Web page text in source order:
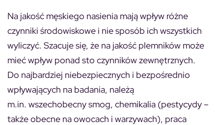
Na jakość męskiego nasienia mają wpływ różne
czynniki środowiskowe i nie sposób ich wszystkich
wyliczyć. Szacuje się, że na jakość plemników może
mieć wpływ ponad sto czynników zewnętrznych.
Do najbardziej niebezpiecznych i bezpośrednio
wpływających na badania, należą
m.in. wszechobecny smog, chemikalia (pestycydy –
także obecne na owocach i warzywach), praca